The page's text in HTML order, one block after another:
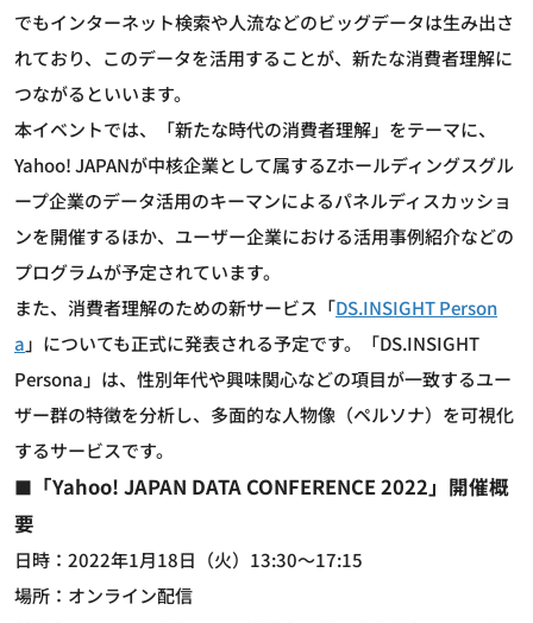
でもインターネット検索や人流などのビッグデータは生み出さ
れており、このデータを活用することが、新たな消費者理解に
つながるといいます。
本イベントでは、「新たな時代の消費者理解」をテーマに、
Yahoo! JAPANが中核企業として属するZホールディングスグル
ープ企業のデータ活用のキーマンによるパネルディスカッショ
ンを開催するほか、ユーザー企業における活用事例紹介などの
プログラムが予定されています。
また、消費者理解のための新サービス「DS.INSIGHT Person
a 」についても正式に発表される予定です。「DS.INSIGHT
Persona」は、性別年代や興味関心などの項目が一致するユー
ザー群の特徴を分析し、多面的な人物像（ペルソナ）を可視化
するサービスです。
■ 「Yahoo! JAPAN DATA CONFERENCE 2022」開催概
要
日時：2022年1月18日（火）13:30～17:15
場所：オンライン配信